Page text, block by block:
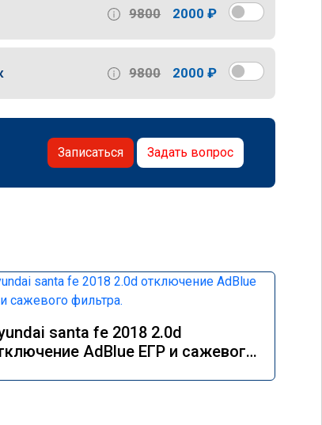
9800 2000 ₽
9800 2000 ₽
Записаться Задать вопрос
santa fe 2018 2.0d
AdBlue ЕГР и сажевого